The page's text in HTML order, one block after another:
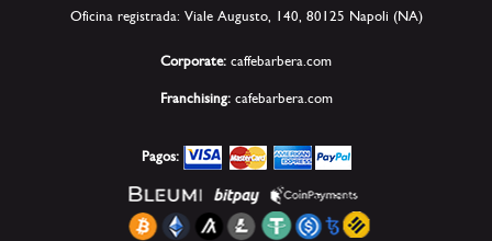
Oficina registrada: Viale Augusto, 140, 80125 Napoli (NA)
Corporate: caffebarbera.com
Franchising: cafebarbera.com
Pagos: